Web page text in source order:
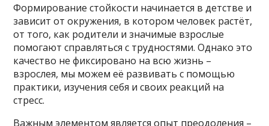
Формирование стойкости начинается в детстве и
зависит от окружения, в котором человек растёт,
от того, как родители и значимые взрослые
помогают справляться с трудностями. Однако это
качество не фиксировано на всю жизнь –
взрослея, мы можем её развивать с помощью
практики, изучения себя и своих реакций на
стресс.
Важным элементом является опыт преодоления –